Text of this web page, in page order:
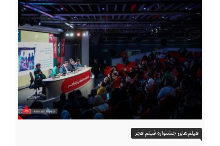
فیلم‌های جشنواره فیلم فجر